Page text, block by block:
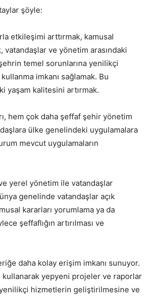
şöyle:
etkileşimi arttırmak, kamusal
ve yönetim arasındaki
temel sorunlarına yenilikçi
imkanı sağlamak. Bu
yaşam kalitesini artırmak.
hem çok daha şeffaf şehir yönetim
ülke genelindeki uygulamalara
mevcut uygulamaların
yerel yönetim ile vatandaşlar
genelinde vatandaşlar açık
kararları yorumlama ya da
şeffaflığın artırılması ve
daha kolay erişim imkanı sunuyor.
kullanarak yepyeni projeler ve raporlar
yenilikçi hizmetlerin geliştirilmesine ve